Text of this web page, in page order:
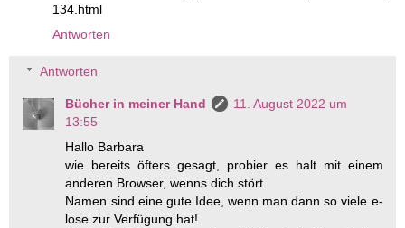
134.html
Antworten
Antworten
Bücher in meiner Hand
11. August 2022 um
13:55
Hallo Barbara
wie bereits öfters gesagt, probier es halt mit einem
anderen Browser, wenns dich stört.
Namen sind eine gute Idee, wenn man dann so viele e-
lose zur Verfügung hat!